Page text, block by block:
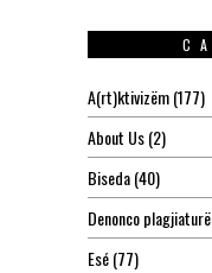
A(rt)ktivizëm(177)
About Us(2)
Biseda(40)
Denonco
Esé(77)